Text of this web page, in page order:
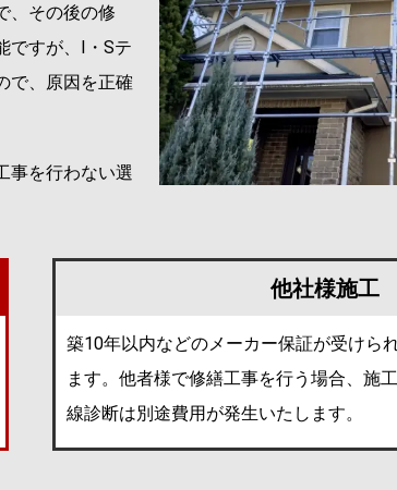
、その後の修
ですが、I・Sテ
で、原因を正確
事を行わない選
他社様施工
築10年以内などのメーカー保証が受けら
ます。他者様で修繕工事を行う場合、施
線診断は別途費用が発生いたします。